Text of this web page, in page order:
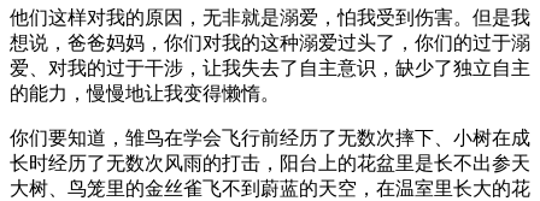
他们这样对我的原因，无非就是溺爱，怕我受到伤害。但是我
想说，爸爸妈妈，你们对我的这种溺爱过头了，你们的过于溺
爱、对我的过于干涉，让我失去了自主意识，缺少了独立自主
的能力，慢慢地让我变得懒惰。
你们要知道，雏鸟在学会飞行前经历了无数次摔下、小树在成
长时经历了无数次风雨的打击，阳台上的花盆里是长不出参天
大树、鸟笼里的金丝雀飞不到蔚蓝的天空，在温室里长大的花